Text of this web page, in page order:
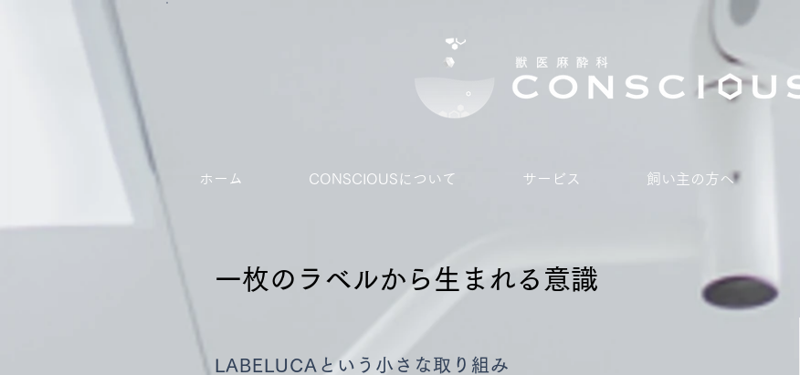
ホーム CONSCIOUSについて サービス 飼い主の方へ
一枚のラベルから生まれる意識
一枚のラベルから生まれる意識
LABELUCAという小さな取り組み